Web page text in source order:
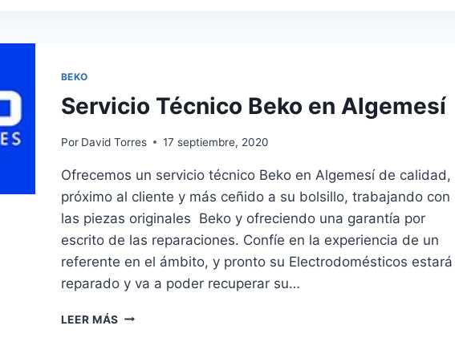
BEKO
Servicio Técnico Beko en Algemesí
Por David Torres 17 septiembre, 2020
Ofrecemos un servicio técnico Beko en Algemesí de calidad,
próximo al cliente y más ceñido a su bolsillo, trabajando con
las piezas originales Beko y ofreciendo una garantía por
escrito de las reparaciones. Confíe en la experiencia de un
referente en el ámbito, y pronto su Electrodomésticos estará
reparado y va a poder recuperar su…
LEER MÁS SERVICIO